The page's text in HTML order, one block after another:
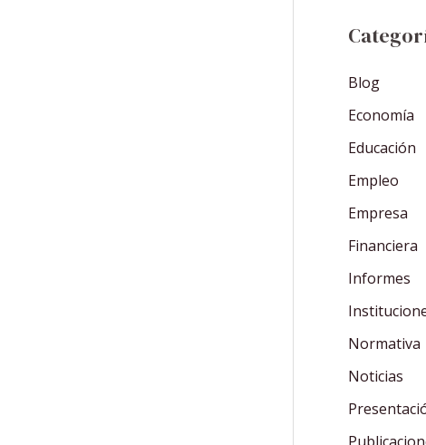
Blog
Economía
Educación
Empleo
Empresa
Financiera
Informes
Normativa
Noticias